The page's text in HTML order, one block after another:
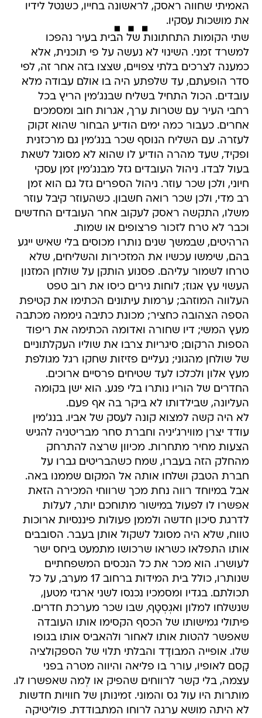
האמיתי שחווה ראסק, לראשונה בחייו, כשנטל לידיו
את מושכות עסקיו.
שתי הקומות התחתונות של הבית בעיר נהפכו
למשרד זמני. השינוי לא נעשה על פי תוכנית, אלא
כמענה לצרכים בלתי צפויים, שצצו בזה אחר זה, לפי
סדר הופעתם, עד שלפתע היה בו אולם עבודה מלא
עובדים. הכול התחיל בשליח שבנג'מין הריץ בכל
רחבי העיר עם שטרות ערך, אגרות חוב ומסמכים
אחרים. כעבור כמה ימים הודיע הבחור שהוא זקוק
לעזרה. עם השליח הנוסף שכר בנג'מין גם מרכזנית
ופקיד, שעד מהרה הודיע לו שהוא לא מסוגל לשאת
בעול לבדו. ניהול העובדים גזל מבנג'מין זמן עסקי
חיוני, ולכן שכר עוזר. ניהול הספרים גזל גם הוא זמן
רב מדי, ולכן שכר רואה חשבון. כשהעוזר קיבל עוזר
משלו, התקשה ראסק לעקוב אחר העובדים החדשים
וכבר לא טרח לזכור פרצופים או שמות.
הרהיטים, שבמשך שנים נותרו מכוסים בלי שאיש ייגע
בהם, שימשו עכשיו את המזכירות והשליחים, שלא
טרחו לשמור עליהם. פסנוע הותקן על שולחן המזנון
העשוי עץ אגוז; לוחות גירים כיסו את רוב טפט
העלווה המוזהב; ערמות עיתונים הכתימו את קטיפת
הספה הצהובה כחציר; מכונת כתיבה גיממה מכתבה
מעץ המשי; דיו שחורה ואדומה הכתימה את ריפוד
הספות הרקום; סיגריות צרבו את שוליו העקלתוניים
של שולחן מהגוני; נעליים פזיזות שחקו רגל מגולפת
מעץ אלון ולכלכו לעד שטיחים פרסיים ארוכים.
החדרים של הוריו נותרו בלי פגע. הוא ישן בקומה
העליונה, שבילדותו לא ביקר בה אף פעם.
לא היה קשה למצוא קונה לעסק של אביו. בנג'מין
עודד יצרן מווירג'יניה וחברת סחר מבריטניה להגיש
הצעות מחיר מתחרות. מכיוון שרצה להתרחק
מהחלק הזה בעברו, שמח כשהבריטים גברו על
חברת הטבק ושלחו אותה אל המקום שממנו באה.
אבל במיוחד רווה נחת מכך שרווחי המכירה הזאת
אפשרו לו לפעול במישור מתוחכם יותר, לעלות
לדרגת סיכון חדשה ולממן פעולות פיננסיות ארוכות
טווח, שלא היה מסוגל לשקול אותן בעבר. הסובבים
אותו התפלאו כשראו שרכושו מתמעט ביחס ישר
לעושרו. הוא מכר את כל הנכסים המשפחתיים
שנותרו, כולל בית המידות ברחוב 17 מערב, על כל
תכולתם. בגדיו ומסמכיו נכנסו לשני ארגזי מטען,
שנשלחו למלון ואגְסְטָף, שבו שכר מערכת חדרים.
פיתולי גמישותו של הכסף הקסימו אותו העובדה
שאפשר להטות אותו לאחור ולהאביס אותו בגופו
שלו. אופייה המבודָד והבלתי תלוי של הספקולציה
קָסם לאופיו, עורר בו פליאה והיווה מטרה בפני
עצמה, בלי קשר לרווחים שהפיק או לְמה שאפשרו לו.
מותרות היו עול גס והמוני. זמינותן של חוויות חדשות
לא היתה מושא ערגה לרוחו המתבודדת. פוליטיקה